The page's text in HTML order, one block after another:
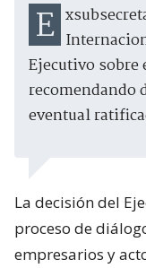
Exsubsecretarios de Relaciones Económicas
Ejecutivo sobre
recomendando
eventual
La decisión del
proceso de
empresarios y